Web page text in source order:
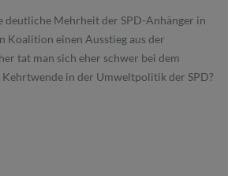
deutliche Mehrheit der SPD-Anhänger in
Koalition einen Ausstieg aus der
tat man sich eher schwer bei dem
in der Umweltpolitik der SPD?